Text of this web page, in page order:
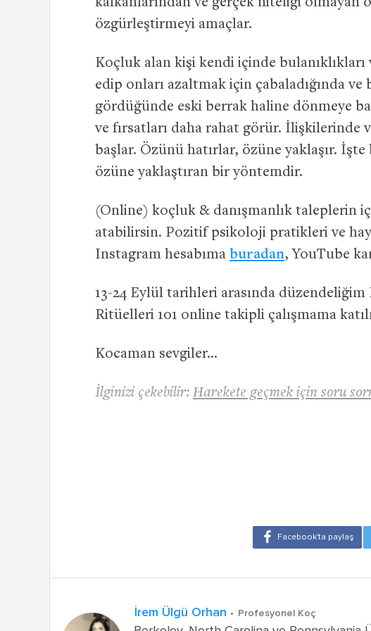
kalkanlarından ve gerçek niteliği olmayan
özgürleştirmeyi amaçlar.
Koçluk alan kişi kendi içinde
edip onları azaltmak için çabaladığında
gördüğünde eski berrak haline dönmeye
ve fırsatları daha rahat görür. İlişkilerinde
başlar. Özünü hatırlar, özüne yaklaşır.
özüne yaklaştıran bir yöntemdir.
(Online) koçluk & danışmanlık taleplerin
atabilirsin. Pozitif psikoloji pratikleri ve
Instagram hesabıma buradan, YouTube
13-24 Eylül tarihleri arasında
Ritüelleri 101 online takipli çalışmama
Kocaman sevgiler…
İlginizi çekebilir: Harekete geçmek için soru
İrem Ülgü Orhan Profesyonel Koç